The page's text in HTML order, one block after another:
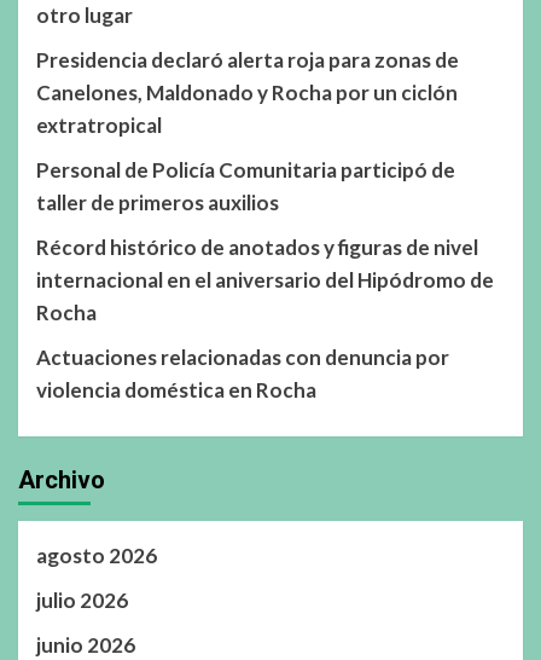
otro lugar
Presidencia declaró alerta roja para zonas de
Canelones, Maldonado y Rocha por un ciclón
extratropical
Personal de Policía Comunitaria participó de
taller de primeros auxilios
Récord histórico de anotados y figuras de nivel
internacional en el aniversario del Hipódromo de
Rocha
Actuaciones relacionadas con denuncia por
violencia doméstica en Rocha
Archivo
agosto 2026
julio 2026
junio 2026